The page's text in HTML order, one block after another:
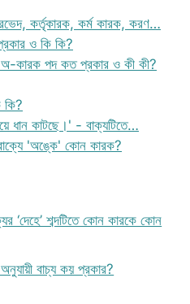
কর্তৃকারক, কর্ম কারক, করণ…
ও কি কি?
কারক পদ কত প্রকার ও কী কী?
কি?
ধান কাটছে।' - বাক্যটিতে…
'অঙ্কে' কোন কারক?
‘দেহে’ শব্দটিতে কোন কারকে কোন
বাচ্য কয় প্রকার?